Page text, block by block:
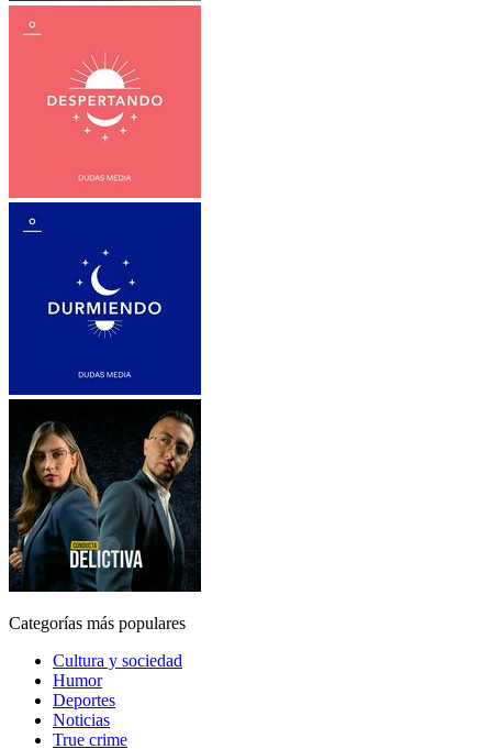
Categorías más populares
Cultura y sociedad
Humor
Deportes
Noticias
True crime